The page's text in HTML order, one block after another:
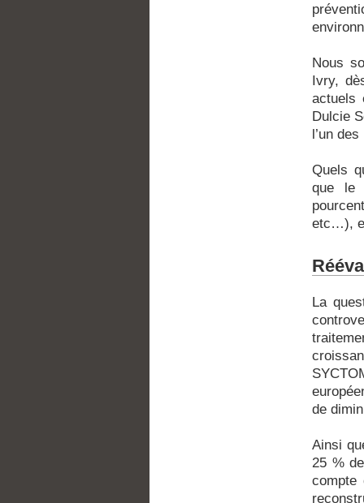
Nous
Ivry,
actuels
Dulcie
l’un
Quels
que le
etc…),
La
de
Ainsi
25 %
compte